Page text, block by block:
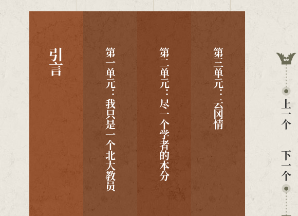
引言 第一单元：我只是一个北大教员 第二单元：尽一个学者的本分 第三单元：云冈情 结语